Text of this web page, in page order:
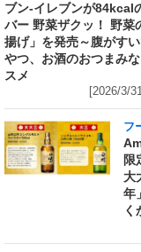
ブン‐イレブンが84kcal
バー 野菜ザクッ！ 野菜
揚げ」を発売～腹がす
やつ、お酒のおつまみ
スメ
[2026/3/
フ
限
大
年
く